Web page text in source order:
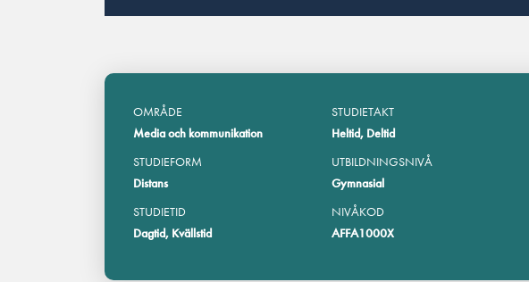
OMRÅDE
Media och kommunikation
STUDIETAKT
Heltid, Deltid
STUDIEFORM
Distans
UTBILDNINGSNIVÅ
Gymnasial
STUDIETID
Dagtid, Kvällstid
NIVÅKOD
AFFA1000X